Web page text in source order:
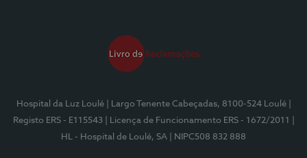
Hospital da Luz Loulé | Largo Tenente Cabeçadas, 8100-524 Loulé
Registo ERS - E115543
| Licença de Funcionamento ERS - 1672/2011
HL - Hospital de Loulé, SA
| NIPC508 832 888